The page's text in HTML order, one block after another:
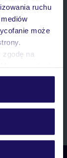
ruchu
może
zgodę na
znajdziesz
przez TUI
w„Informacji o
formę